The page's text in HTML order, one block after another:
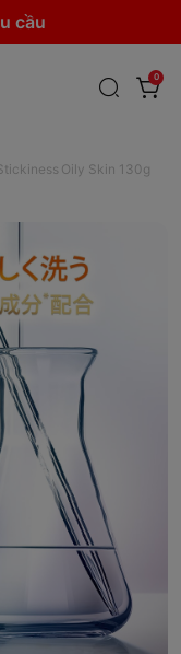
cầu
0
Oily Skin 130g